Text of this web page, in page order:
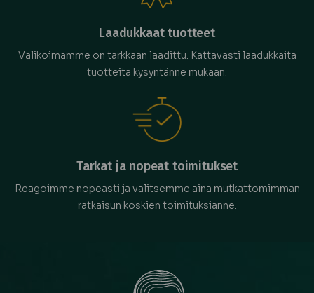
Laadukkaat tuotteet
Valikoimamme on tarkkaan laadittu. Kattavasti laadukkaita
tuotteita kysyntänne mukaan.
Tarkat ja nopeat toimitukset
Reagoimme nopeasti ja valitsemme aina mutkattomimman
ratkaisun koskien toimituksianne.